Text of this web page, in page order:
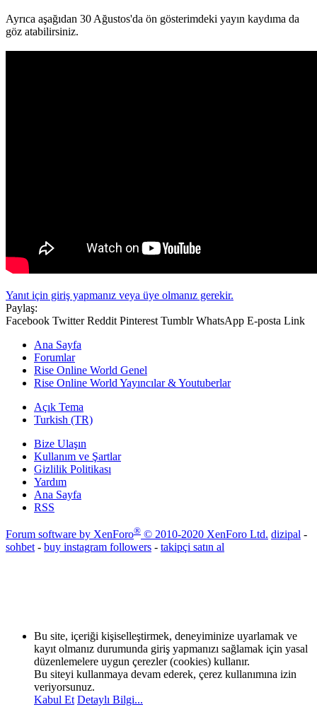
Ayrıca aşağıdan 30 Ağustos'da ön gösterimdeki yayın kaydıma da
göz atabilirsiniz.
Yanıt için giriş yapmanız veya üye olmanız gerekir.
Paylaş:
Facebook Twitter Reddit Pinterest Tumblr WhatsApp E-posta Link
Ana Sayfa
Forumlar
Rise Online World Genel
Rise Online World Yayıncılar & Youtuberlar
Açık Tema
Turkish (TR)
Bize Ulaşın
Kullanım ve Şartlar
Gizlilik Politikası
Yardım
Ana Sayfa
RSS
Forum software by XenForo® © 2010-2020 XenForo Ltd. dizipal -
sohbet - buy instagram followers - takipçi satın al
Bu site, içeriği kişiselleştirmek, deneyiminize uyarlamak ve
kayıt olmanız durumunda giriş yapmanızı sağlamak için yasal
düzenlemelere uygun çerezler (cookies) kullanır.
Bu siteyi kullanmaya devam ederek, çerez kullanımına izin
veriyorsunuz.
Kabul Et Detaylı Bilgi...